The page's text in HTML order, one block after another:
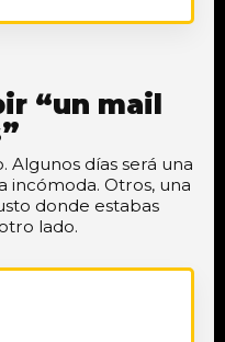
“un mail
Algunos días será una
incómoda. Otros, una
donde estabas
lado.